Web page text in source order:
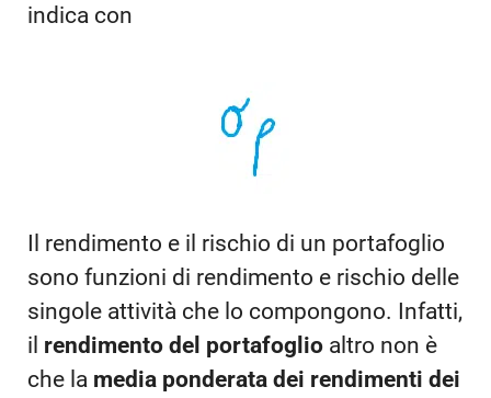
indica con
Il rendimento e il rischio di un portafoglio
sono funzioni di rendimento e rischio delle
singole attività che lo compongono. Infatti,
il rendimento del portafoglio altro non è
che la media ponderata dei rendimenti dei